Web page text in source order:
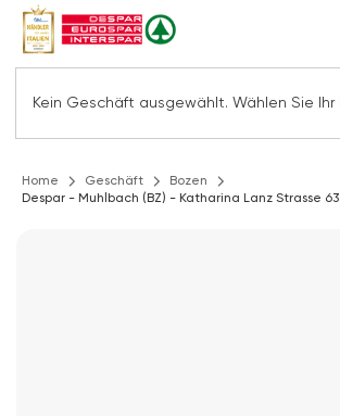
Home Geschäft
Bozen
Despar - Muhlbach (BZ) - Katharina Lanz Strasse 63